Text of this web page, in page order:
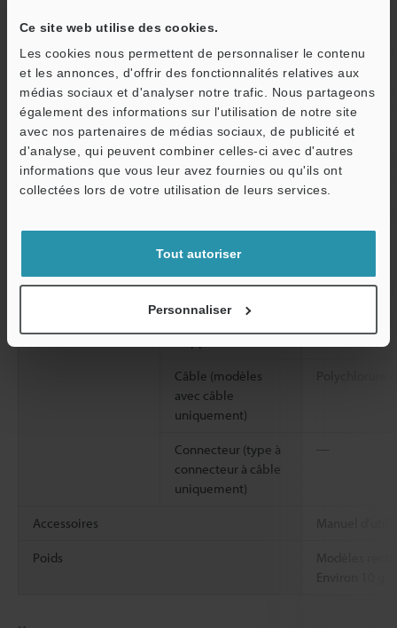
Ce site web utilise des cookies.
Les cookies nous permettent de personnaliser le contenu
et les annonces, d'offrir des fonctionnalités relatives aux
médias sociaux et d'analyser notre trafic. Nous partageons
également des informations sur l'utilisation de notre site
avec nos partenaires de médias sociaux, de publicité et
d'analyse, qui peuvent combiner celles-ci avec d'autres
informations que vous leur avez fournies ou qu'ils ont
collectées lors de votre utilisation de leurs services.
Tout autoriser
Personnaliser
Humidité relative 35 à 85 % HR
Résistance aux
vibrations
De 10 à 55
mm, 2 heures
X, Y et Z
Résistance aux
chocs
1,000 m/s
directions X,
(modèles filetés
uniquement)
Cache de l’objectif Polyarylate
Condensateur
Câble (modèles
avec câble
uniquement)
Connecteur (type à
connecteur à câble
uniquement)
―
Accessoires Manuel
Poids
Modèles
Environ 10 g